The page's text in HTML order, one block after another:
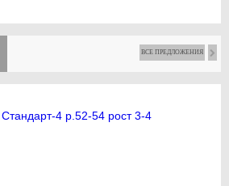
ВСЕ ПРЕДЛОЖЕНИЯ